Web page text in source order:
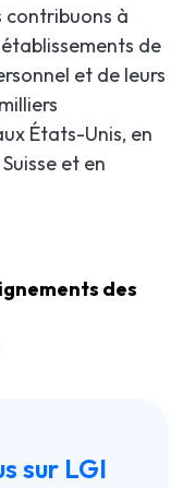
contribuons à
de
et de leurs
États-Unis, en
et en
des
sur LGI